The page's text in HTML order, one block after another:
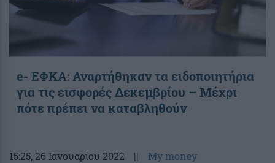
e- ΕΦΚΑ: Αναρτήθηκαν τα ειδοποιητήρια
για τις εισφορές Δεκεμβρίου – Μέχρι
πότε πρέπει να καταβληθούν
15:25, 26 Ιανουαρίου 2022 || My money